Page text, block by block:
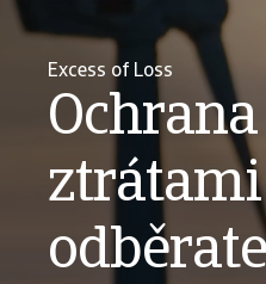
Excess of Loss